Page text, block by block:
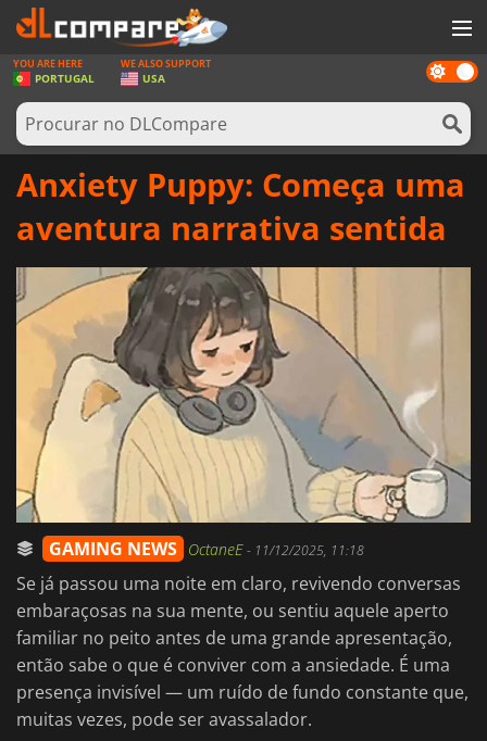
JOGOS
GAME CARDS
SOFTWARE
NOTÍCIAS
ENTRAR OU REGISTAR
Dark
mode
YOU ARE HERE
PORTUGAL
WE ALSO SUPPORT
USA
Anxiety Puppy: Começa uma
aventura narrativa sentida
GAMING NEWS OctaneE- 11/12/2025, 11:18
Se já passou uma noite em claro, revivendo conversas
embaraçosas na sua mente, ou sentiu aquele aperto
familiar no peito antes de uma grande apresentação,
então sabe o que é conviver com a ansiedade. É uma
presença invisível — um ruído de fundo constante que,
muitas vezes, pode ser avassalador.